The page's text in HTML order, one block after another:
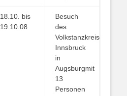
18.10. bis
19.10.08
Besuch
des
Volkstanzkreises
Innsbruck
in
Augsburgmit
13
Personen